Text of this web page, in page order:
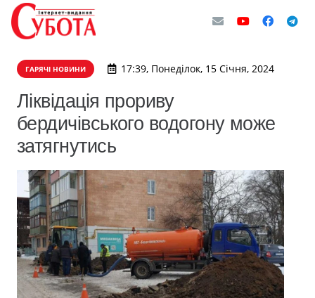
ГАРЯЧІ НОВИНИ 17:39, Понеділок, 15 Січня, 2024
Ліквідація прориву
бердичівського водогону може
затягнутись